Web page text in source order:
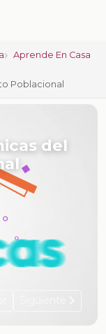
Aprende En Casa
Poblacional
del